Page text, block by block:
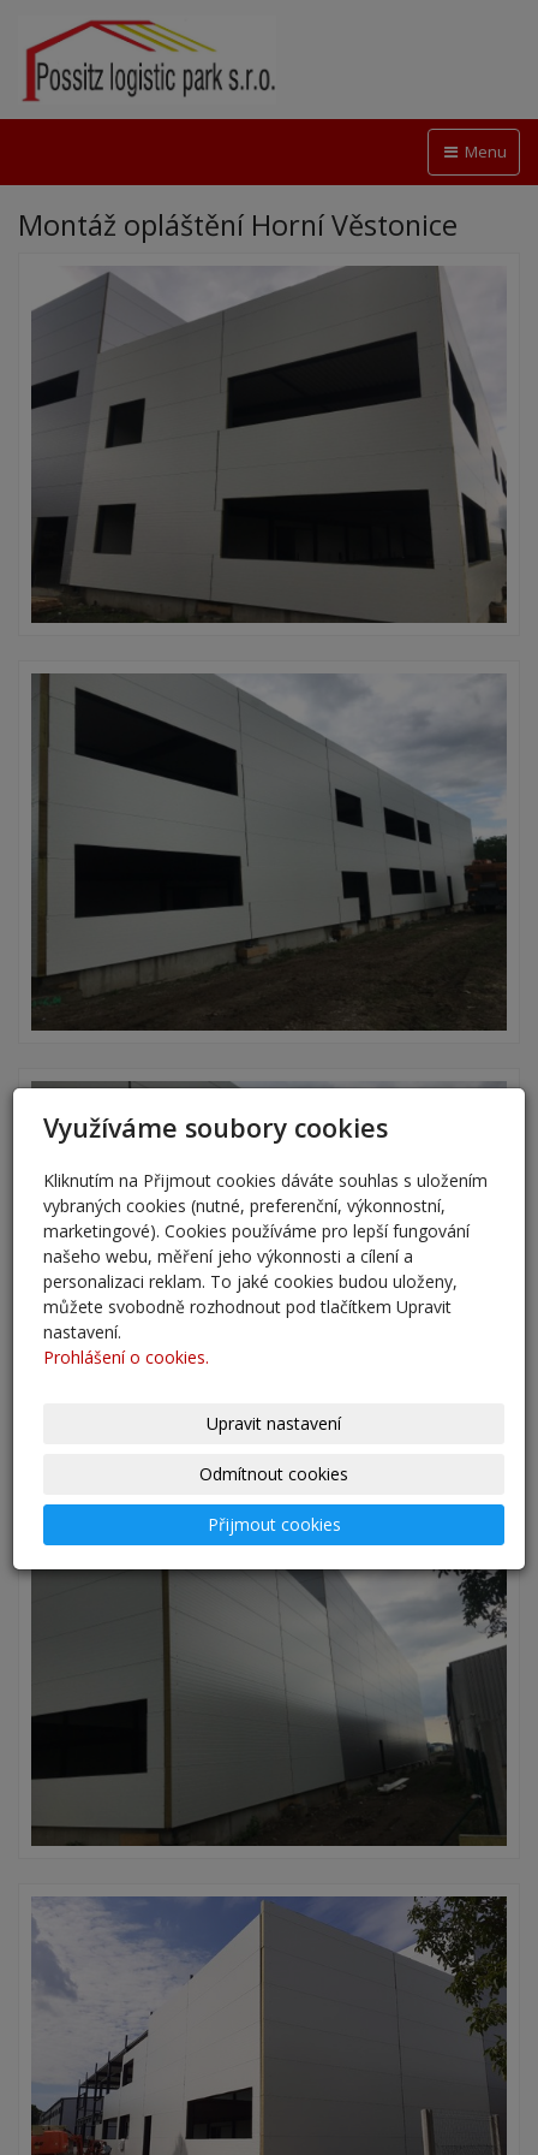
Menu
Montáž opláštění Horní Věstonice
Využíváme soubory cookies
Kliknutím na Přijmout cookies dáváte souhlas s uložením
vybraných cookies (nutné, preferenční, výkonnostní,
marketingové). Cookies používáme pro lepší fungování
našeho webu, měření jeho výkonnosti a cílení a
personalizaci reklam. To jaké cookies budou uloženy,
můžete svobodně rozhodnout pod tlačítkem Upravit
nastavení.
Prohlášení o cookies.
Upravit nastavení
Odmítnout cookies
Přijmout cookies